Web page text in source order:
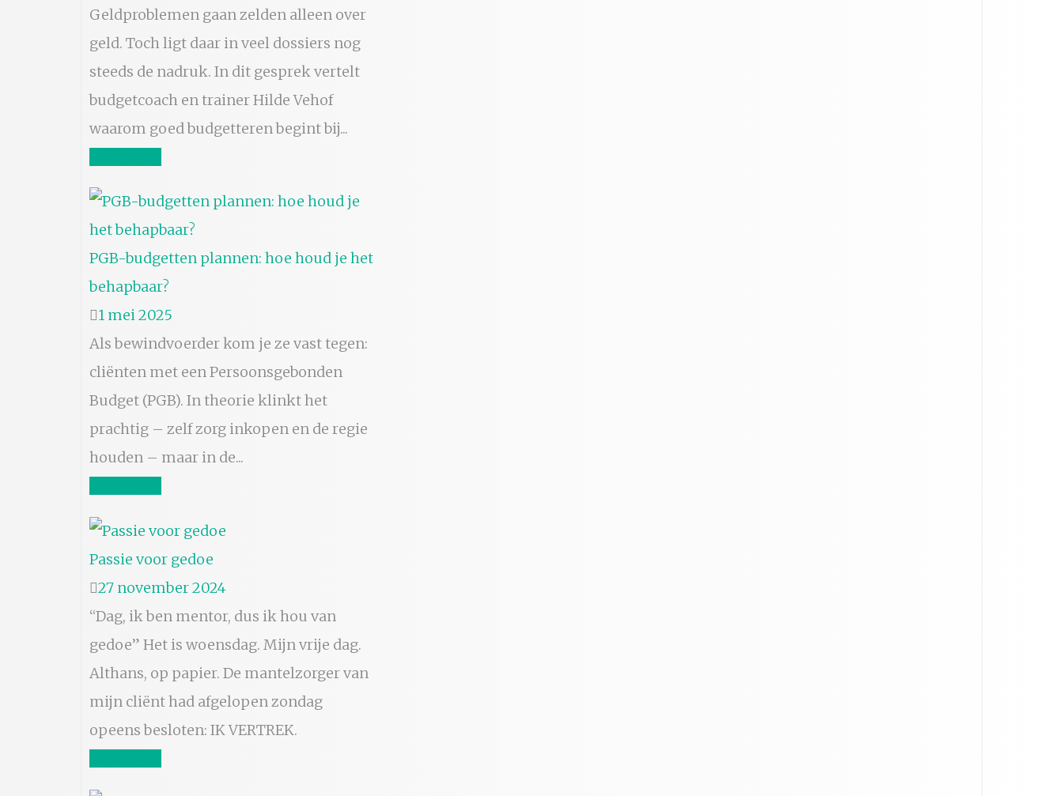
Geldproblemen gaan zelden alleen over
geld. Toch ligt daar in veel dossiers nog
steeds de nadruk. In dit gesprek vertelt
budgetcoach en trainer Hilde Vehof
waarom goed budgetteren begint bij...
PGB-budgetten plannen: hoe houd je het
behapbaar?
1 mei 2025
Als bewindvoerder kom je ze vast tegen:
cliënten met een Persoonsgebonden
Budget (PGB). In theorie klinkt het
prachtig – zelf zorg inkopen en de regie
houden – maar in de...
Passie voor gedoe
27 november 2024
“Dag, ik ben mentor, dus ik hou van
gedoe” Het is woensdag. Mijn vrije dag.
Althans, op papier. De mantelzorger van
mijn cliënt had afgelopen zondag
opeens besloten: IK VERTREK.